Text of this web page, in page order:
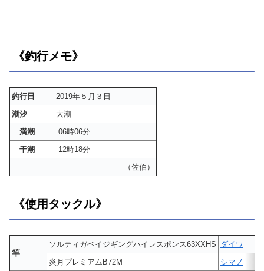
《釣行メモ》
釣行日
2019年５月３日
潮汐
大潮
満潮
06時06分
干潮
12時18分
（佐伯）
《使用タックル》
竿
ソルティガベイジギングハイレスポンス63XXHS ダイワ
炎月プレミアムB72M
シマノ